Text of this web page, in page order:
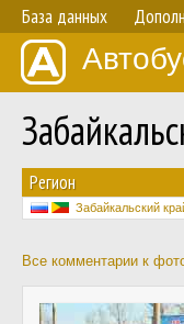
База данных
Регион
Забайкальский
Все комментарии к